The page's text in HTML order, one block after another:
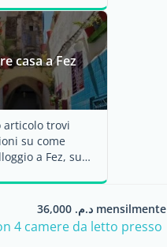
casa a Fez
articolo trovi
su come
a Fez, sui
د.م. 36,000 mensilmente
4 camere da letto presso